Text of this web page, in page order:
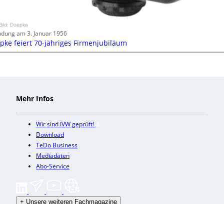
Doepke
am 3. Januar 1956
feiert 70-jähriges Firmenjubiläum
Mehr Infos
Wir sind IVW geprüft!
Download
TeDo Business
Mediadaten
Abo-Service
+ Unsere weiteren Fachmagazine